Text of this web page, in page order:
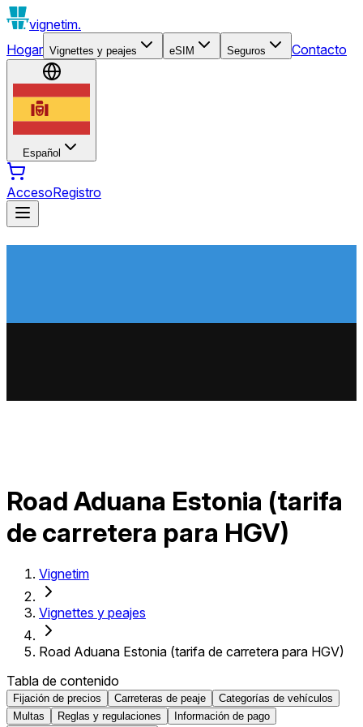
vignetim.
Hogar Vignettes y peajes eSIM Seguros Contacto
Español
AccesoRegistro
Road Aduana Estonia (tarifa
de carretera para HGV)
Vignetim
Vignettes y peajes
Road Aduana Estonia (tarifa de carretera para HGV)
Tabla de contenido
Fijación de precios Carreteras de peaje
Categorías de vehículos
Multas
Reglas y regulaciones
Información de pago